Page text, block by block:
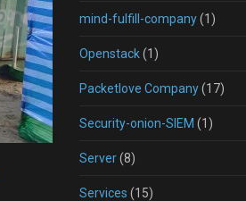
mind-fulfill-company(1)
Openstack(1)
Packetlove Company(17)
Security-onion-SIEM (1)
Server(8)
Services (15)